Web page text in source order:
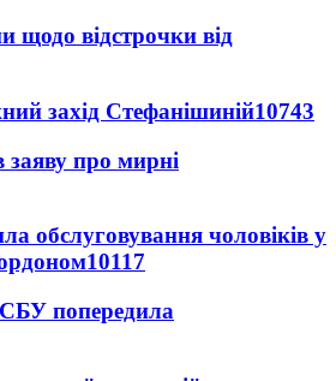
щодо відстрочки від
захід Стефанішиній10743
заяву про мирні
обслуговування чоловіків у
10117
попередила